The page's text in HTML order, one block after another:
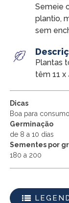
Semeie
plantio,
sem
Plantas
têm 11 x
Dicas
Boa para
Germinação
de 8 a 10 dias
Sementes por
180 a 200